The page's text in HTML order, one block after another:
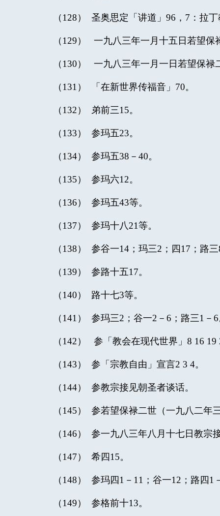
（128） 圣奥思定「讲道」96，7：拉
（129） 一九八三年一月十五日若望
（130） 一九八三年一月一日若望保
（131） 「在新世界传福音」70。
（132） 弟前三15。
（133） 参玛五23。
（134） 参玛五38－40。
（135） 参玛六12。
（136） 参玛五43等。
（137） 参玛十八21等。
（138） 参谷一14；玛三2；四17；路
（139） 参路十五17。
（140） 路十七3等。
（141） 参玛三2；谷一2－6；路三1－
（142） 参「教会在现代世界」8 16 19
（143） 参「宗教自由」宣言2 3 4。
（144） 参教宗接见朝圣者谈话。
（145） 参若望保禄二世（一九八二年
（146） 参一九八三年八月十七日教宗
（147） 希四15。
（148） 参玛四1－11；谷一12；路四1
（149） 参格前十13。